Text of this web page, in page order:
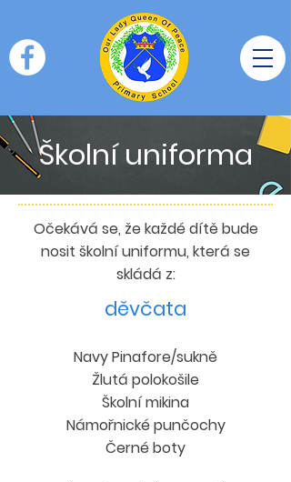
Školní uniforma
Očekává se, že každé dítě bude
nosit školní uniformu, která se
skládá z:
děvčata
Navy Pinafore/sukně
Žlutá polokošile
Školní mikina
Námořnické punčochy
Černé boty